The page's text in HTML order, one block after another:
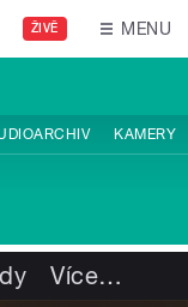
ŽIVĚ MENU
KAMERY
Více…